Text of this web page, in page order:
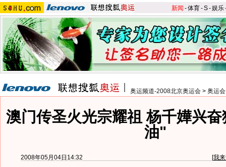
新闻 -体育-S-娱乐
奥运频道-2008北京奥运会 > 奥运
澳门传圣火光宗耀祖 杨千嬅兴
油"
2008年05月04日14:32 [我